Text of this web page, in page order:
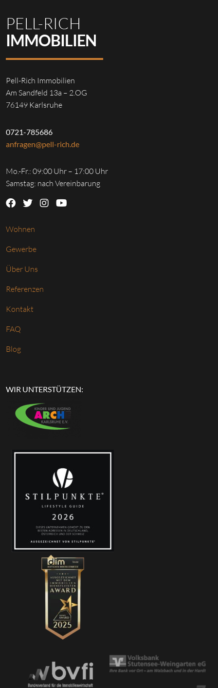
PELL-RICH
IMMOBILIEN
Pell-Rich Immobilien
Am Sandfeld 13a – 2.OG
76149 Karlsruhe
0721-785686
anfragen@pell-rich.de
Mo.-Fr.: 09:00 Uhr – 17:00 Uhr
Samstag: nach Vereinbarung
Wohnen
Gewerbe
Über Uns
Referenzen
Kontakt
FAQ
Blog
WIR UNTERSTÜTZEN: